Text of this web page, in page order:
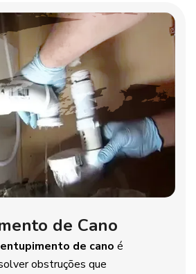
de Cano
de cano é
obstruções que